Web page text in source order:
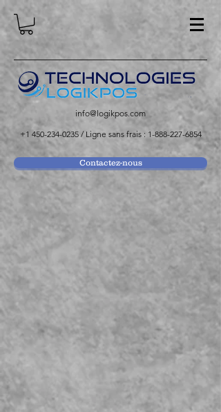
info@logikpos.com
+1 450-234-0235/ Ligne sans frais : 1-888-227-6854
Contactez-nous